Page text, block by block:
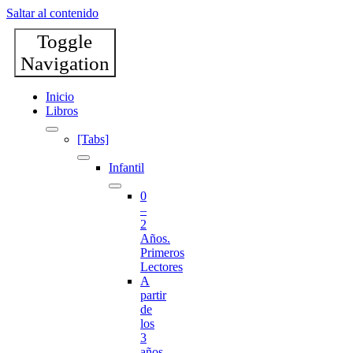
Saltar al contenido
Toggle
Navigation
Inicio
Libros
[Tabs]
Infantil
0
–
2
Años.
Primeros
Lectores
A
partir
de
los
3